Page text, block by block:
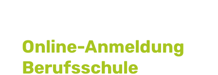
Online-Anmeldung
Berufsschule